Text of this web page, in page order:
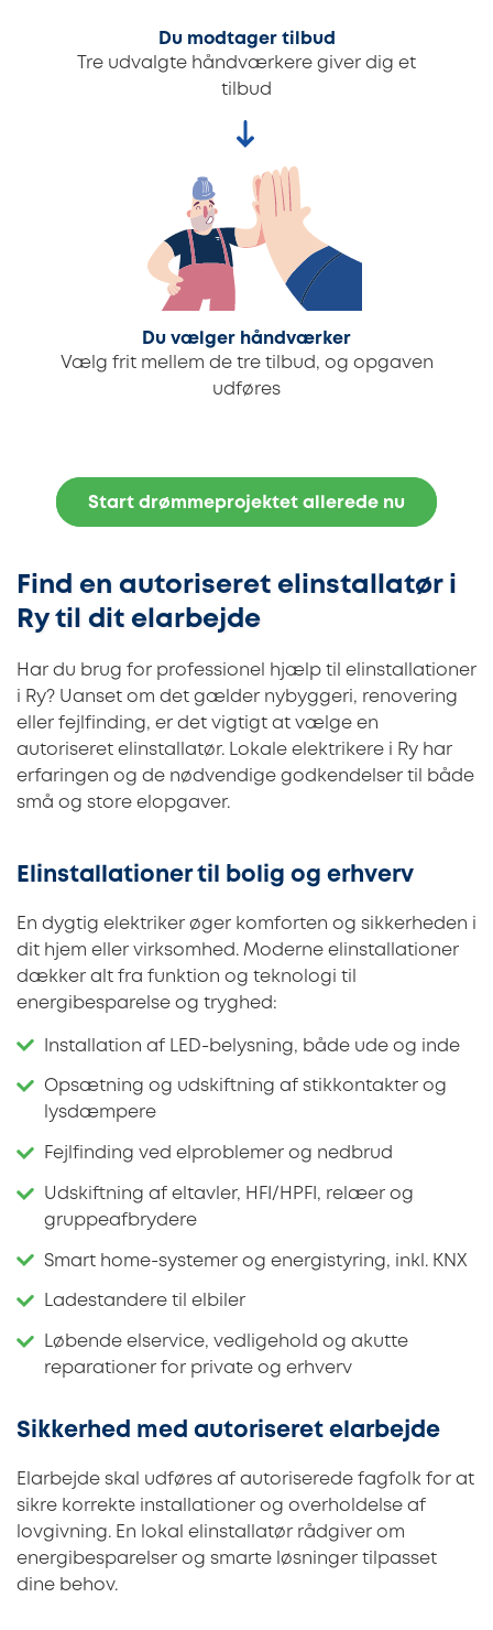
Du modtager tilbud
Tre udvalgte håndværkere giver dig et
tilbud
Du vælger håndværker
Vælg frit mellem de tre tilbud, og opgaven
udføres
Start drømmeprojektet allerede nu
Find en autoriseret elinstallatør i
Ry til dit elarbejde
Har du brug for professionel hjælp til elinstallationer
i Ry? Uanset om det gælder nybyggeri, renovering
eller fejlfinding, er det vigtigt at vælge en
autoriseret elinstallatør. Lokale elektrikere i Ry har
erfaringen og de nødvendige godkendelser til både
små og store elopgaver.
Elinstallationer til bolig og erhverv
En dygtig elektriker øger komforten og sikkerheden i
dit hjem eller virksomhed. Moderne elinstallationer
dækker alt fra funktion og teknologi til
energibesparelse og tryghed:
Installation af LED-belysning, både ude og inde
Opsætning og udskiftning af stikkontakter og
lysdæmpere
Fejlfinding ved elproblemer og nedbrud
Udskiftning af eltavler, HFI/HPFI, relæer og
gruppeafbrydere
Smart home-systemer og energistyring, inkl. KNX
Ladestandere til elbiler
Løbende elservice, vedligehold og akutte
reparationer for private og erhverv
Sikkerhed med autoriseret elarbejde
Elarbejde skal udføres af autoriserede fagfolk for at
sikre korrekte installationer og overholdelse af
lovgivning. En lokal elinstallatør rådgiver om
energibesparelser og smarte løsninger tilpasset
dine behov.